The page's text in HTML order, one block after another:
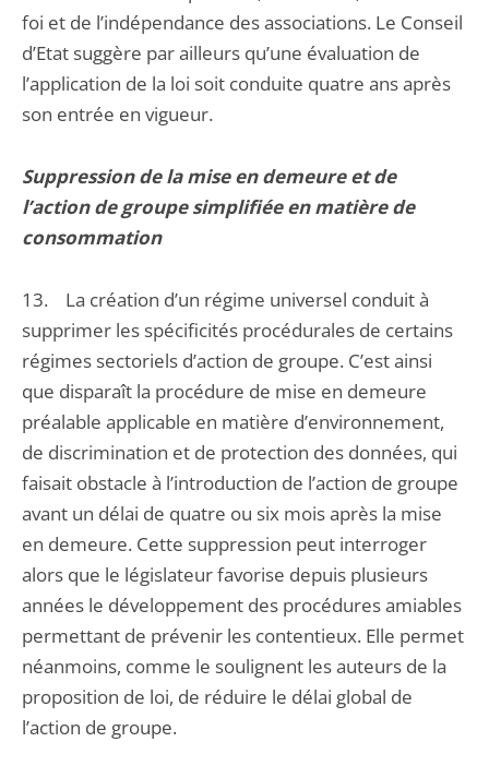
foi et de l’indépendance des associations. Le Conseil
d’Etat suggère par ailleurs qu’une évaluation de
l’application de la loi soit conduite quatre ans après
son entrée en vigueur.
Suppression de la mise en demeure et de
l’action de groupe simplifiée en matière de
consommation
13. La création d’un régime universel conduit à
supprimer les spécificités procédurales de certains
régimes sectoriels d’action de groupe. C’est ainsi
que disparaît la procédure de mise en demeure
préalable applicable en matière d’environnement,
de discrimination et de protection des données, qui
faisait obstacle à l’introduction de l’action de groupe
avant un délai de quatre ou six mois après la mise
en demeure. Cette suppression peut interroger
alors que le législateur favorise depuis plusieurs
années le développement des procédures amiables
permettant de prévenir les contentieux. Elle permet
néanmoins, comme le soulignent les auteurs de la
proposition de loi, de réduire le délai global de
l’action de groupe.